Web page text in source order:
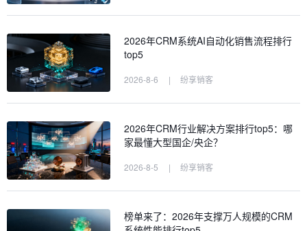
2026年CRM系统AI自动化销售流程排行
top5
2026-8-6 | 纷享销客
2026年CRM行业解决方案排行top5：哪
家最懂大型国企/央企？
2026-8-5 | 纷享销客
榜单来了：2026年支撑万人规模的CRM